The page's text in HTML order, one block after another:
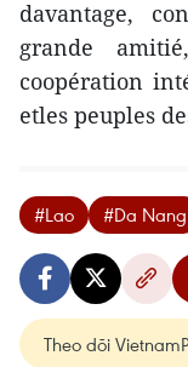
davantage,
grande
coopération
etles peuples
#Lao #Da Nang
Theo dõi